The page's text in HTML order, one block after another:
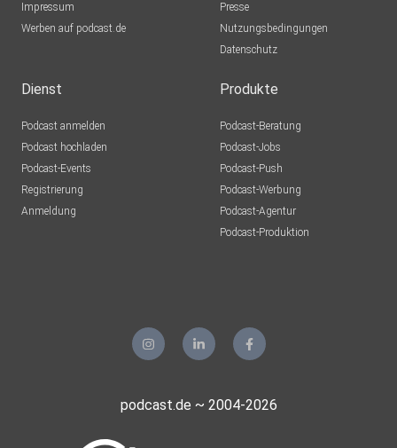
Impressum
Werben auf podcast.de
Presse
Nutzungsbedingungen
Datenschutz
Dienst
Podcast anmelden
Podcast hochladen
Podcast-Events
Registrierung
Anmeldung
Produkte
Podcast-Beratung
Podcast-Jobs
Podcast-Push
Podcast-Werbung
Podcast-Agentur
Podcast-Produktion
podcast.de ~ 2004-2026